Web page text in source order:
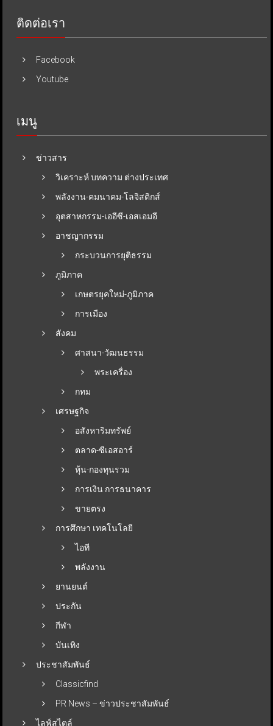
ติดต่อเรา
Facebook
Youtube
เมนู
ข่าวสาร
วิเคราะห์ บทความ ต่างประเทศ
พลังงาน-คมนาคม-โลจิสติกส์
อุตสาหกรรม-เออีซี-เอสเอมอี
อาชญากรรม
กระบวนการยุติธรรม
ภูมิภาค
เกษตรยุคใหม่-ภูมิภาค
การเมือง
สังคม
ศาสนา-วัฒนธรรม
พระเครื่อง
กทม
เศรษฐกิจ
อสังหาริมทรัพย์
ตลาด-ซีเอสอาร์
หุ้น-กองทุนรวม
การเงิน การธนาคาร
ขายตรง
การศึกษา เทคโนโลยี
ไอที
พลังงาน
ยานยนต์
ประกัน
กีฬา
บันเทิง
ประชาสัมพันธ์
Classicfind
PR News – ข่าวประชาสัมพันธ์
ไลฟ์สไตล์